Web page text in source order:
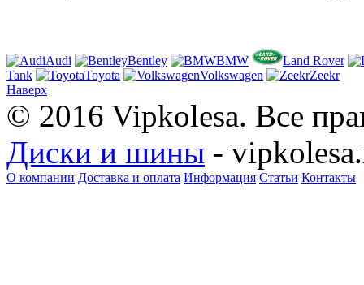
Audi Bentley BMW
Land Rover
Tank
Toyota Volkswagen
Zeekr
Наверх
© 2016 Vipkolesa. Все
Диски и шины -
О компании Доставка и оплата Информация Статьи Контакты